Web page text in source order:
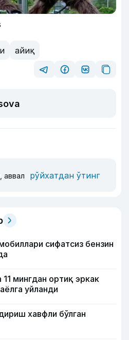
айиқ
аввал рўйхатдан ўтинг
сифатсиз бензин
мингдан ортиқ эркак
уйланди
хавфли бўлган